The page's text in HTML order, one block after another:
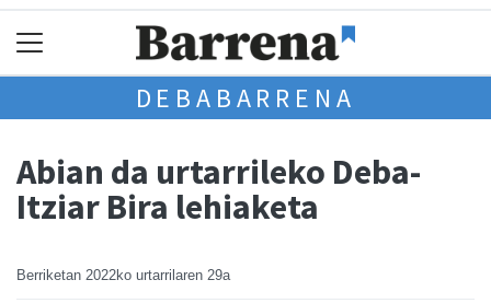
DEBABARRENA
Abian da urtarrileko Deba-
Itziar Bira lehiaketa
Berriketan 2022ko urtarrilaren 29a